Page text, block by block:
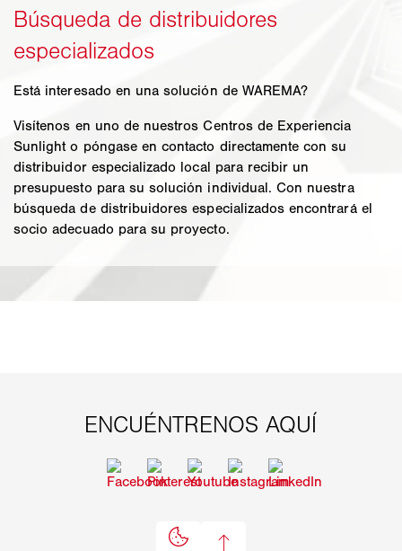
Está interesado en una solución de WAREMA?
Visítenos en uno de nuestros Centros de Experiencia
Sunlight o póngase en contacto directamente con su
distribuidor especializado local para recibir un
presupuesto para su solución individual. Con nuestra
búsqueda de distribuidores especializados encontrará el
socio adecuado para su proyecto.